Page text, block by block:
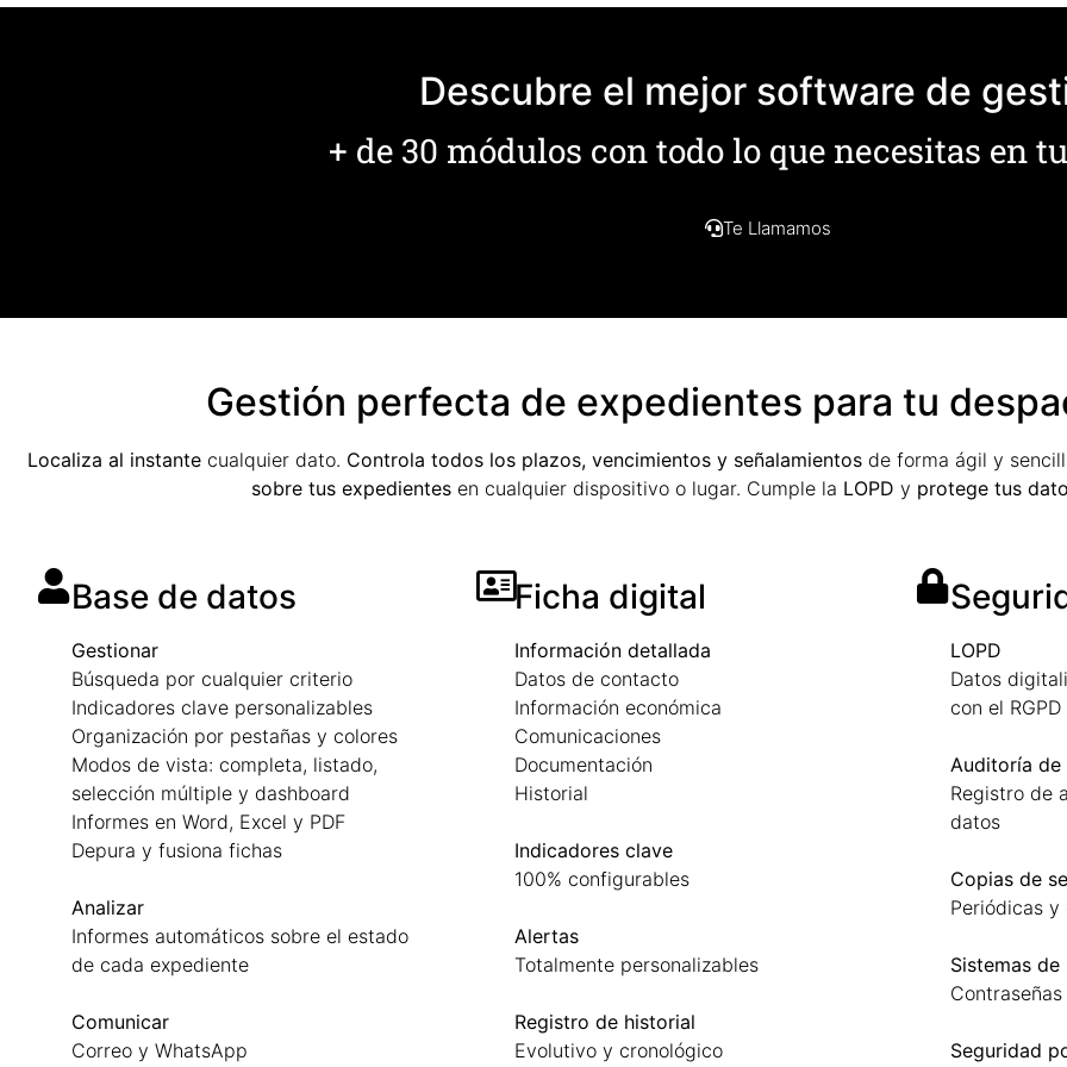
Descubre el mejor software de
+ de 30 módulos con todo lo que necesitas en
Te Llamamos
Gestión perfecta de expedientes para tu
Localiza al instante cualquier dato. Controla todos los plazos, vencimientos y señalamientos de forma ágil y
sobre tus expedientesen cualquier dispositivo o lugar. Cumple la LOPD y protege tus
Base de datos
Gestionar
Búsqueda por cualquier criterio
Indicadores clave personalizables
Organización por pestañas y colores
Modos de vista: completa, listado,
selección múltiple y dashboard
Informes en Word, Excel y PDF
Depura y fusiona fichas
Analizar
Informes automáticos sobre el estado
de cada expediente
Comunicar
Correo y WhatsApp
Ficha digital
Información detallada
Datos de contacto
Información económica
Comunicaciones
Documentación
Historial
Indicadores clave
100% configurables
Alertas
Totalmente personalizables
Registro de historial
Evolutivo y cronológico
LOPD
Datos
con el RGPD
Auditoría
Registro de
datos
Copias de
Periódicas
Sistemas
Seguridad